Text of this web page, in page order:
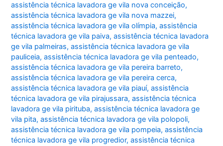
assistência técnica lavadora ge vila nova conceição,
assistência técnica lavadora ge vila nova mazzei,
assistência técnica lavadora ge vila olímpia,assistência
técnica lavadora ge vila paiva,assistência técnica lavadora
ge vila palmeiras,assistência técnica lavadora ge vila
pauliceia,assistência técnica lavadora ge vila penteado,
assistência técnica lavadora ge vila pereira barreto,
assistência técnica lavadora ge vila pereira cerca,
assistência técnica lavadora ge vila piauí,assistência
técnica lavadora ge vila pirajussara,assistência técnica
lavadora ge vila pirituba,assistência técnica lavadora ge
vila pita,assistência técnica lavadora ge vila polopoli,
assistência técnica lavadora ge vila pompeia,assistência
técnica lavadora ge vila progredior,assistência técnica